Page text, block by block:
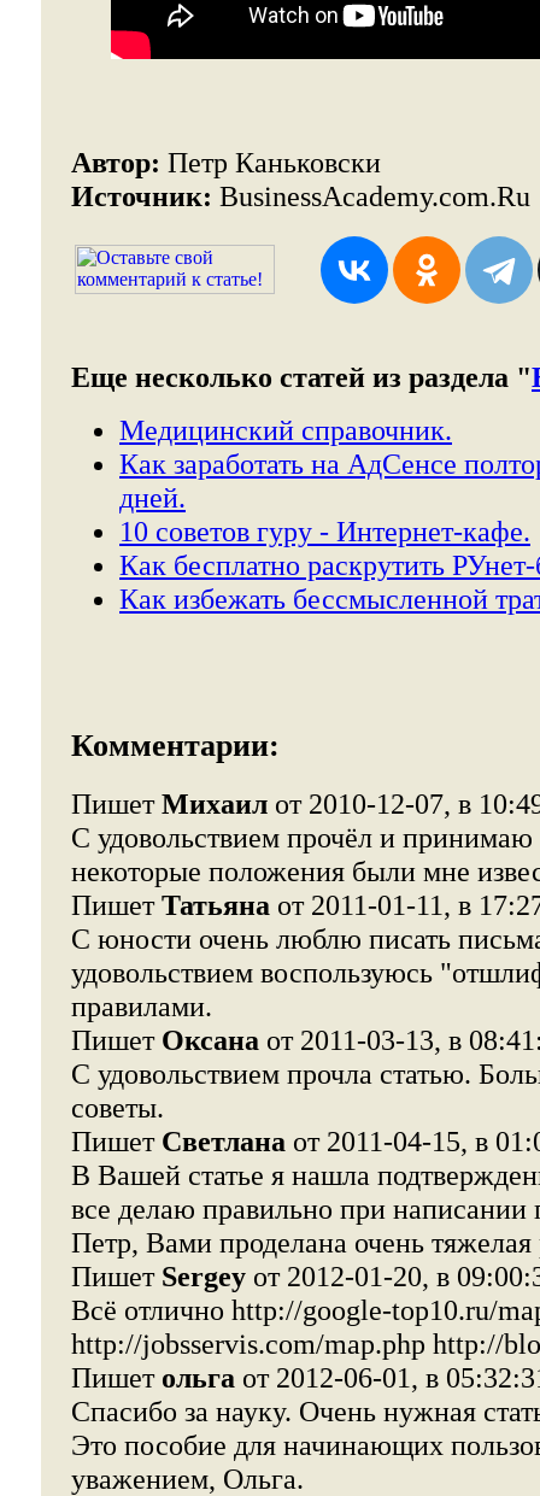
Автор: Петр Каньковски
Источник: BusinessAcademy.com.Ru
Еще несколько статей из раздела "
Медицинский справочник.
Как заработать на АдСенсе
дней.
10 советов гуру - Интернет-кафе.
Как бесплатно раскрутить
Как избежать бессмысленной
Комментарии:
ПишетМихаил от 2010-12-07, в
С удовольствием прочёл и
некоторые положения были мне
ПишетТатьяна от 2011-01-11, в
С юности очень люблю писать
удовольствием воспользуюсь
правилами.
Пишет Оксана от 2011-03-13, в
С удовольствием прочла статью.
советы.
Пишет Светлана от 2011-04-15, в
В Вашей статье я нашла
все делаю правильно при написании
Петр, Вами проделана очень
Пишет Sergey от 2012-01-20, в
Всё отлично http://google-top10.ru/
http://jobsservis.com/map.php http://
Пишет ольга от 2012-06-01, в
Спасибо за науку. Очень нужная
Это пособие для начинающих
уважением, Ольга.